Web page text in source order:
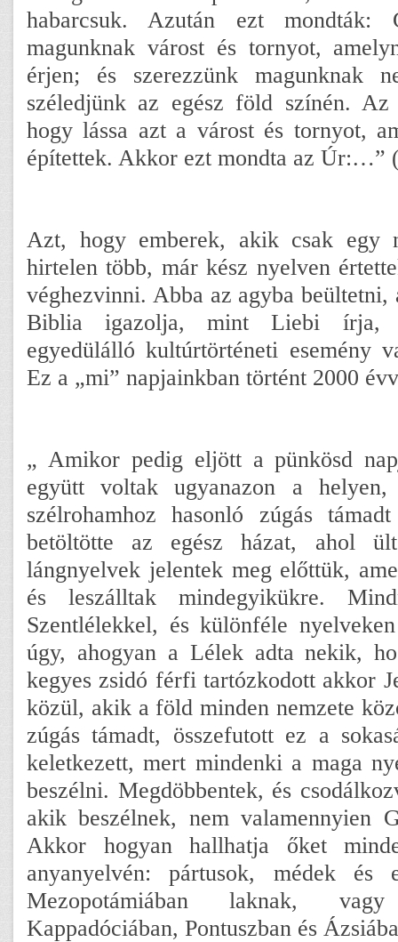
habarcsuk. Azután ezt mondták:
magunknak várost és tornyot,
érjen; és szerezzünk magunknak
széledjünk az egész föld színén.
hogy lássa azt a várost és tornyot,
építettek. Akkor ezt mondta az Úr:…”
Azt, hogy emberek, akik csak egy
hirtelen több, már kész nyelven
véghezvinni. Abba az agyba
Biblia igazolja, mint Liebi írja,
egyedülálló kultúrtörténeti esemény
Ez a „mi” napjainkban történt 2000
„ Amikor pedig eljött a pünkösd
együtt voltak ugyanazon a helyen,
szélrohamhoz hasonló zúgás
betöltötte az egész házat, ahol
lángnyelvek jelentek meg előttük,
és leszálltak mindegyikükre.
Szentlélekkel, és különféle
úgy, ahogyan a Lélek adta nekik,
kegyes zsidó férfi tartózkodott akkor
közül, akik a föld minden nemzete
zúgás támadt, összefutott ez a
keletkezett, mert mindenki a maga
beszélni. Megdöbbentek, és
akik beszélnek, nem valamennyien
Akkor hogyan hallhatja őket
anyanyelvén: pártusok, médek és
Mezopotámiában laknak,
Kappadóciában, Pontuszban és